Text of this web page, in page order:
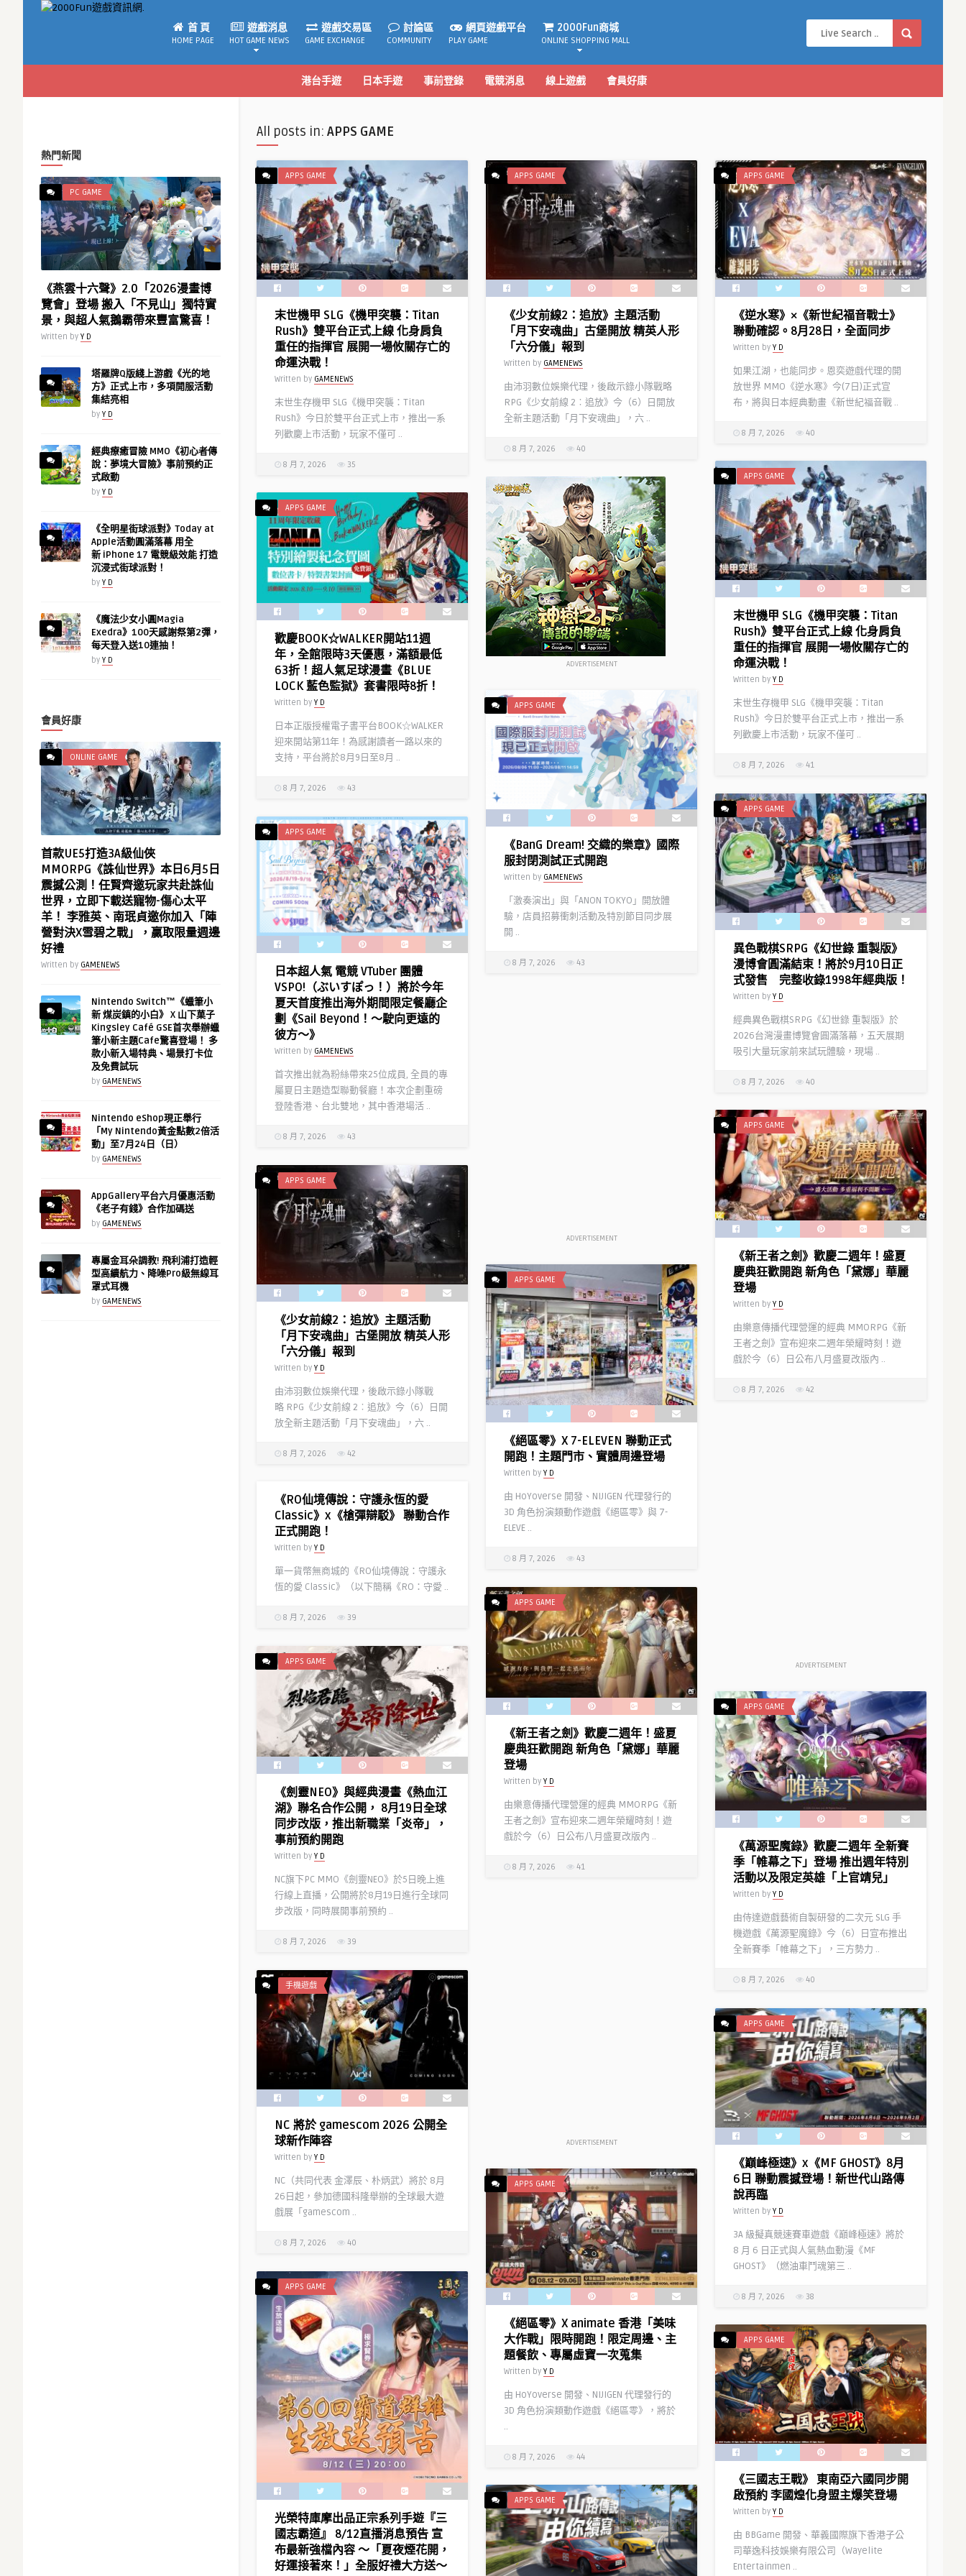
首 頁
HOME PAGE
遊戲消息
HOT GAME NEWS
遊戲交易區
GAME EXCHANGE
討論區
COMMUNITY
網頁遊戲平台
PLAY GAME
2000Fun商城
ONLINE SHOPPING MALL
港台手遊 日本手遊 事前登錄 電競消息 線上遊戲 會員好康
熱門新聞
PC GAME
《燕雲十六聲》2.0「2026漫畫博
覽會」登場 搬入「不見山」獨特實
景，與超人氣鵝霸帶來豐富驚喜！
Written by Y D
塔羅牌Q版綫上游戲《光的地
方》正式上市，多項開服活動
集結亮相
by Y D
經典療癒冒險 MMO《初心者傳
說：夢境大冒險》事前預約正
式啟動
by Y D
《全明星街球派對》Today at
Apple活動圓滿落幕 用全
新 iPhone 17 電競級效能 打造
沉浸式街球派對！
by Y D
《魔法少女小圓Magia
Exedra》100天感謝祭第2彈，
每天登入送10連抽！
by Y D
會員好康
ONLINE GAME
首款UE5打造3A級仙俠
MMORPG《誅仙世界》本日6月5日
震撼公測！任賢齊邀玩家共赴誅仙
世界，立即下載送寵物-傷心太平
羊！ 李雅英、南珉貞邀你加入「陣
營對決X雪碧之戰」，贏取限量週邊
好禮
Written by GAMENEWS
Nintendo Switch™《蠟筆小
新 煤炭鎮的小白》 X 山下菓子
Kingsley Café GSE首次舉辦蠟
筆小新主題Cafe驚喜登場！ 多
款小新入場特典、場景打卡位
及免費試玩
by GAMENEWS
Nintendo eShop現正舉行
「My Nintendo黃金點數2倍活
動」至7月24日（日）
by GAMENEWS
AppGallery平台六月優惠活動
《老子有錢》合作加碼送
by GAMENEWS
專屬金耳朵調教! 飛利浦打造輕
型高續航力、降噪Pro級無線耳
罩式耳機
by GAMENEWS
All posts in: APPS GAME
APPS GAME
末世機甲 SLG《機甲突襲：Titan
Rush》雙平台正式上線 化身肩負
重任的指揮官 展開一場攸關存亡的
命運決戰！
Written by GAMENEWS
末世生存機甲 SLG《機甲突襲：Titan
Rush》今日於雙平台正式上市，推出一系
列歡慶上市活動，玩家不僅可 ..
8 月 7, 2026 35
APPS GAME
《少女前線2：追放》主題活動
「月下安魂曲」古堡開放 精英人形
「六分儀」報到
Written by GAMENEWS
由沛羽數位娛樂代理，後啟示錄小隊戰略
RPG《少女前線 2︰追放》今（6）日開放
全新主題活動「月下安魂曲」，六 ..
8 月 7, 2026 40
APPS GAME
《逆水寒》×《新世紀福音戰士》
聯動確認。8月28日，全面同步
Written by Y D
如果江湖，也能同步。恩奕遊戲代理的開
放世界 MMO《逆水寒》今(7日)正式宣
布，將與日本經典動畫《新世紀福音戰 ..
8 月 7, 2026 40
APPS GAME
末世機甲 SLG《機甲突襲：Titan
Rush》雙平台正式上線 化身肩負
重任的指揮官 展開一場攸關存亡的
命運決戰！
Written by Y D
末世生存機甲 SLG《機甲突襲：Titan
Rush》今日於雙平台正式上市，推出一系
列歡慶上市活動，玩家不僅可 ..
8 月 7, 2026 41
ADVERTISEMENT
APPS GAME
歡慶BOOK☆WALKER開站11週
年，全館限時3天優惠，滿額最低
63折！超人氣足球漫畫《BLUE
LOCK 藍色監獄》套書限時8折！
Written by Y D
日本正版授權電子書平台BOOK☆WALKER
迎來開站第11年！為感謝讀者一路以來的
支持，平台將於8月9日至8月 ..
8 月 7, 2026 43
APPS GAME
《BanG Dream! 交織的樂章》國際
服封閉測試正式開跑
Written by GAMENEWS
「激奏演出」與「ANON TOKYO」開放體
驗，店員招募衝刺活動及特別節目同步展
開 ..
8 月 7, 2026 43
APPS GAME
異色戰棋SRPG《幻世錄 重製版》
漫博會圓滿結束！將於9月10日正
式發售 完整收錄1998年經典版！
Written by Y D
經典異色戰棋SRPG《幻世錄 重製版》於
2026台灣漫畫博覽會圓滿落幕，五天展期
吸引大量玩家前來試玩體驗，現場 ..
8 月 7, 2026 40
APPS GAME
日本超人氣 電競 VTuber 團體
VSPO!（ぶいすぽっ！）將於今年
夏天首度推出海外期間限定餐廳企
劃《Sail Beyond！～駛向更遠的
彼方～》
Written by GAMENEWS
首次推出就為粉絲帶來25位成員, 全員的專
屬夏日主題造型聯動餐廳！本次企劃重磅
登陸香港、台北雙地，其中香港場活 ..
8 月 7, 2026 43
ADVERTISEMENT
APPS GAME
《新王者之劍》歡慶二週年！盛夏
慶典狂歡開跑 新角色「黛娜」華麗
登場
Written by Y D
由樂意傳播代理營運的經典 MMORPG《新
王者之劍》宣布迎來二週年榮耀時刻！遊
戲於今（6）日公布八月盛夏改版內 ..
8 月 7, 2026 42
APPS GAME
《少女前線2：追放》主題活動
「月下安魂曲」古堡開放 精英人形
「六分儀」報到
Written by Y D
由沛羽數位娛樂代理，後啟示錄小隊戰
略 RPG《少女前線 2︰追放》今（6）日開
放全新主題活動「月下安魂曲」，六 ..
8 月 7, 2026 42
APPS GAME
《絕區零》X 7-ELEVEN 聯動正式
開跑！主題門市、實體周邊登場
Written by Y D
由 HoYoverse 開發、NIJIGEN 代理發行的
3D 角色扮演類動作遊戲《絕區零》與 7-
ELEVE ..
8 月 7, 2026 43
ADVERTISEMENT
《RO仙境傳說：守護永恆的愛
Classic》x《槍彈辯駁》 聯動合作
正式開跑！
Written by Y D
單一貨幣無商城的《RO仙境傳說：守護永
恆的愛 Classic》（以下簡稱《RO：守愛 ..
8 月 7, 2026 39
APPS GAME
《新王者之劍》歡慶二週年！盛夏
慶典狂歡開跑 新角色「黛娜」華麗
登場
Written by Y D
由樂意傳播代理營運的經典 MMORPG《新
王者之劍》宣布迎來二週年榮耀時刻！遊
戲於今（6）日公布八月盛夏改版內 ..
8 月 7, 2026 41
APPS GAME
《劍靈NEO》與經典漫畫《熱血江
湖》聯名合作公開， 8月19日全球
同步改版，推出新職業「炎帝」，
事前預約開跑
Written by Y D
NC旗下PC MMO《劍靈NEO》於5日晚上進
行線上直播，公開將於8月19日進行全球同
步改版，同時展開事前預約 ..
8 月 7, 2026 39
APPS GAME
《萬源聖魔錄》歡慶二週年 全新賽
季「帷幕之下」登場 推出週年特別
活動以及限定英雄「上官靖兒」
Written by Y D
由侍達遊戲藝術自製研發的二次元 SLG 手
機遊戲《萬源聖魔錄》今（6）日宣布推出
全新賽季「帷幕之下」，三方勢力 ..
8 月 7, 2026 40
ADVERTISEMENT
手機遊戲
NC 將於 gamescom 2026 公開全
球新作陣容
Written by Y D
NC（共同代表 金澤辰、朴炳武）將於 8月
26日起，參加德國科隆舉辦的全球最大遊
戲展「gamescom ..
8 月 7, 2026 40
APPS GAME
《巔峰極速》x《MF GHOST》8月
6日 聯動震撼登場！新世代山路傳
說再臨
Written by Y D
3A 級擬真競速賽車遊戲《巔峰極速》將於
8 月 6 日正式與人氣熱血動漫《MF
GHOST》（燃油車鬥魂第三 ..
8 月 7, 2026 38
APPS GAME
《絕區零》X animate 香港「美味
大作戰」限時開跑！限定周邊、主
題餐飲、專屬虛寶一次蒐集
Written by Y D
由 HoYoverse 開發、NIJIGEN 代理發行的
3D 角色扮演類動作遊戲《絕區零》，將於
..
8 月 7, 2026 44
APPS GAME
光榮特庫摩出品正宗系列手遊『三
國志霸道』 8/12直播消息預告 宣
布最新強檔內容 ～「夏夜煙花開，
好運接著來！」全服好禮大方送～
APPS GAME
《三國志王戰》 東南亞六國同步開
啟預約 李國煌化身盟主爆笑登場
Written by Y D
由 BBGame 開發、華義國際旗下香港子公
司華逸科技娛樂有限公司（Wayelite
Entertainmen ..
APPS GAME